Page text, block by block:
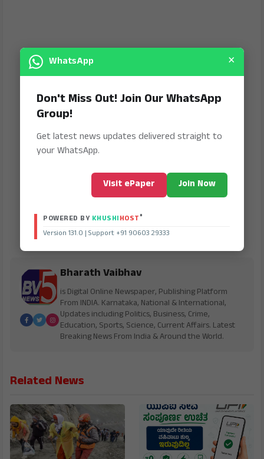
Bharath Vaibhav
is Digital Online Newspaper, Publishing Platform
From INDIA. Karnataka, National & International,
Updates including Politics, Business, Crime,
Education, Sports, Science, Current Affairs. Latest
Breaking News From India & Around the World.
Related News
WhatsApp ×
Don't Miss Out! Join Our WhatsApp
Group!
Get latest news updates delivered straight to
your WhatsApp.
Visit ePaper Join Now
POWERED BY KHUSHIHOST®
Version 131.0 | Support +91 90603 29333